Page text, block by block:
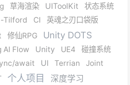
草海渲染 UIToolKit
状态系统
Tilford CI
英魂之刃口袋版
修仙RPG Unity DOTS
AI Flow Unity UE4
碰撞系统
await UI Terrian
Joint
个人项目 深度学习